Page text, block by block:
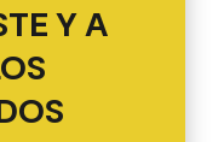
Y A